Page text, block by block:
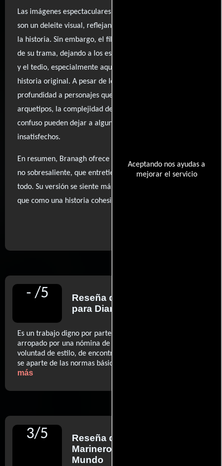
Aceptando nos ayudas a
mejorar el servicio
Las imágenes espectaculares y la elegancia del vestuario
son un deleite visual, reflejando la atmósfera señorial de
la historia. Sin embargo, el filme flaquea en la ejecución
de su trama, dejando a los espectadores entre la sorpresa
y el tedio, especialmente aquellos familiarizados con la
historia original. A pesar de los esfuerzos por dotar de
profundidad a personajes que a menudo caen en
arquetipos, la complejidad de la trama y un desenlace
confuso pueden dejar a algunos espectadores
insatisfechos.
En resumen, Branagh ofrece una adaptación digna pero
no sobresaliente, que entretiene sin llegar a cautivar del
todo. Su versión se siente más como un ejercicio de estilo
que como una historia cohesiva.
- /5 Reseña de
para Diario El País
Es un trabajo digno por parte de Kenneth Branagh,
arropado por una nómina de estrellas (...) Y lo hace con
voluntad de estilo, de encontrar una narrativa visual que
se aparte de las normas básicas del blockbuster.
más
3/5 Reseña de
Marinero
Mundo